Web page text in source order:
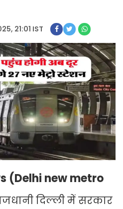
21:01 IST
(Delhi new metro
दिल्ली में सरकार